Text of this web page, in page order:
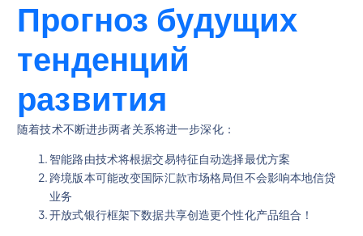
Прогноз будущих
тенденций
развития
随着技术不断进步两者关系将进一步深化：
智能路由技术将根据交易特征自动选择最优方案
跨境版本可能改变国际汇款市场格局但不会影响本地信贷
业务
开放式银行框架下数据共享创造更个性化产品组合！